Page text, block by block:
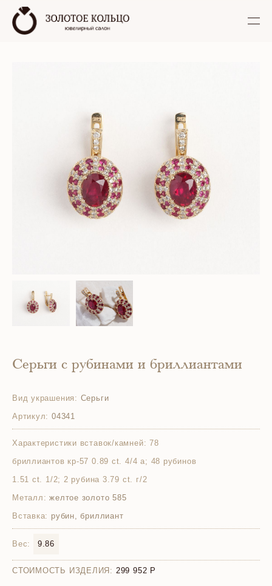
Серьги с рубинами и бриллиантами
Вид украшения: Серьги
Артикул: 04341
Характеристики вставок/камней: 78
бриллиантов кр-57 0.89 ct. 4/4 а; 48 рубинов
1.51 ct. 1/2; 2 рубина 3.79 ct. г/2
Металл: желтое золото 585
Вставка: рубин, бриллиант
Вес: 9.86
СТОИМОСТЬ ИЗДЕЛИЯ: 299 952